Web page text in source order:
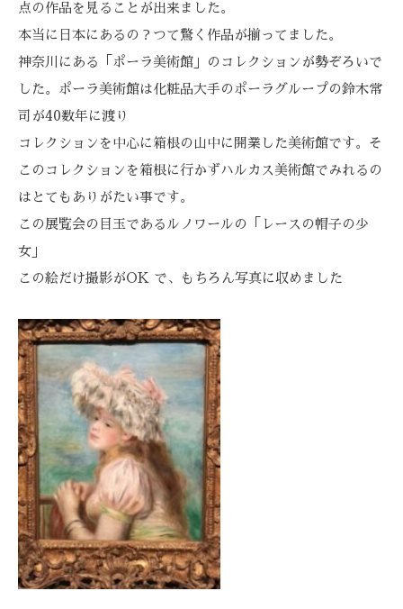
点の作品を見ることが出来ました。
本当に日本にあるの？つて驚く作品が揃ってました。
神奈川にある「ポーラ美術館」のコレクションが勢ぞろいで
した。ポーラ美術館は化粧品大手のポーラグループの鈴木常
司が40数年に渡り
コレクションを中心に箱根の山中に開業した美術館です。そ
このコレクションを箱根に行かずハルカス美術館でみれるの
はとてもありがたい事です。
この展覧会の目玉であるルノワールの「レースの帽子の少
女」
この絵だけ撮影がOK で、もちろん写真に収めました